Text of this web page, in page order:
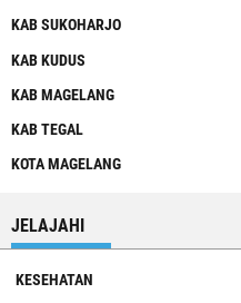
KAB SUKOHARJO
KAB KUDUS
KAB MAGELANG
KAB TEGAL
KOTA MAGELANG
JELAJAHI
KESEHATAN